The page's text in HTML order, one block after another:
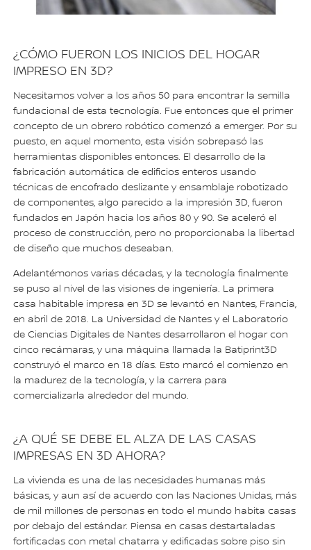
¿CÓMO FUERON LOS INICIOS DEL HOGAR
IMPRESO EN 3D?
Necesitamos volver a los años 50 para encontrar la semilla
fundacional de esta tecnología. Fue entonces que el primer
concepto de un obrero robótico comenzó a emerger. Por su
puesto, en aquel momento, esta visión sobrepasó las
herramientas disponibles entonces. El desarrollo de la
fabricación automática de edificios enteros usando
técnicas de encofrado deslizante y ensamblaje robotizado
de componentes, algo parecido a la impresión 3D, fueron
fundados en Japón hacia los años 80 y 90. Se aceleró el
proceso de construcción, pero no proporcionaba la libertad
de diseño que muchos deseaban.
Adelantémonos varias décadas, y la tecnología finalmente
se puso al nivel de las visiones de ingeniería. La primera
casa habitable impresa en 3D se levantó en Nantes, Francia,
en abril de 2018. La Universidad de Nantes y el Laboratorio
de Ciencias Digitales de Nantes desarrollaron el hogar con
cinco recámaras, y una máquina llamada la Batiprint3D
construyó el marco en 18 días. Esto marcó el comienzo en
la madurez de la tecnología, y la carrera para
comercializarla alrededor del mundo.
¿A QUÉ SE DEBE EL ALZA DE LAS CASAS
IMPRESAS EN 3D AHORA?
La vivienda es una de las necesidades humanas más
básicas, y aun así de acuerdo con las Naciones Unidas, más
de mil millones de personas en todo el mundo habita casas
por debajo del estándar. Piensa en casas destartaladas
fortificadas con metal chatarra y edificadas sobre piso sin